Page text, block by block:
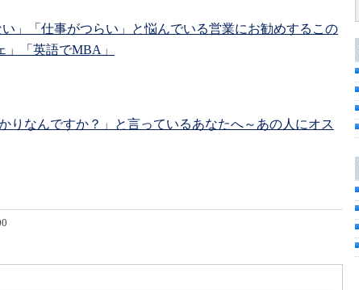
い」「仕事がつらい」と悩んでいる営業にお勧めするこの
」「英語でMBA」
りなんですか？」と言っているあなたへ～あの人にオス